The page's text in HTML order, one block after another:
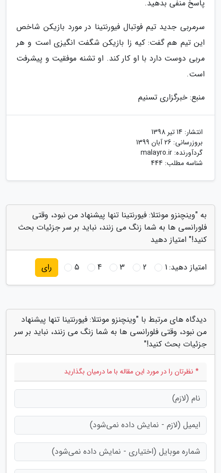
پاسخ منفی بدهید.
سرمربی جدید تیم فوتبال فیورنتینا در مورد بازیکن شاخص
این تیم هم گفت: کیه زا بازیکن شگفت انگیزی است و هر
مربی دوست دارد با او کار کند. او تشنه موفقیت و پیشرفت
است.
منبع: خبرگزاری تسنیم
انتشار: 14 تیر 1398
بروزرسانی: 26 آبان 1399
گردآورنده: malayro.ir
شناسه مطلب: 444
به "وینچنزو مونتلا: فیورنتینا تنها پیشنهاد من نبود، وقتی
فلورانسی ها به شما زنگ می زنند، نباید بر سر جزئیات بحث
کنید!" امتیاز دهید
امتیاز دهید:1
2
3
4
5 رای
دیدگاه های مرتبط با "وینچنزو مونتلا: فیورنتینا تنها پیشنهاد
من نبود، وقتی فلورانسی ها به شما زنگ می زنند، نباید بر سر
جزئیات بحث کنید!"
* نظرتان را در مورد این مقاله با ما درمیان بگذارید